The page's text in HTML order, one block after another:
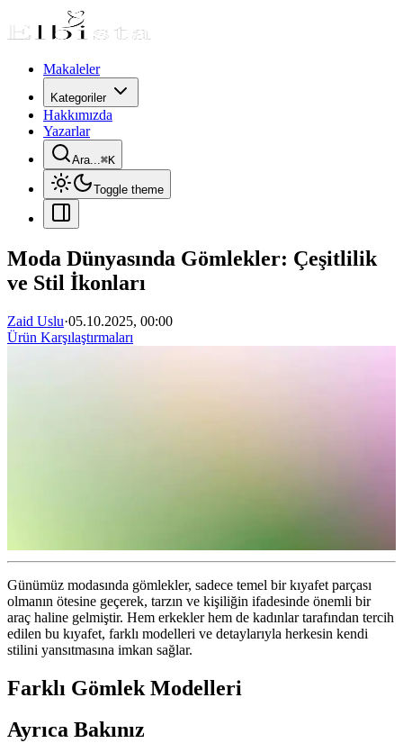
Makaleler
Kategoriler
Hakkımızda
Yazarlar
Ara...⌘K
Toggle theme
Moda Dünyasında Gömlekler: Çeşitlilik
ve Stil İkonları
Zaid Uslu·05.10.2025, 00:00
Ürün Karşılaştırmaları
Günümüz modasında gömlekler, sadece temel bir kıyafet parçası
olmanın ötesine geçerek, tarzın ve kişiliğin ifadesinde önemli bir
araç haline gelmiştir. Hem erkekler hem de kadınlar tarafından tercih
edilen bu kıyafet, farklı modelleri ve detaylarıyla herkesin kendi
stilini yansıtmasına imkan sağlar.
Farklı Gömlek Modelleri
Ayrıca Bakınız